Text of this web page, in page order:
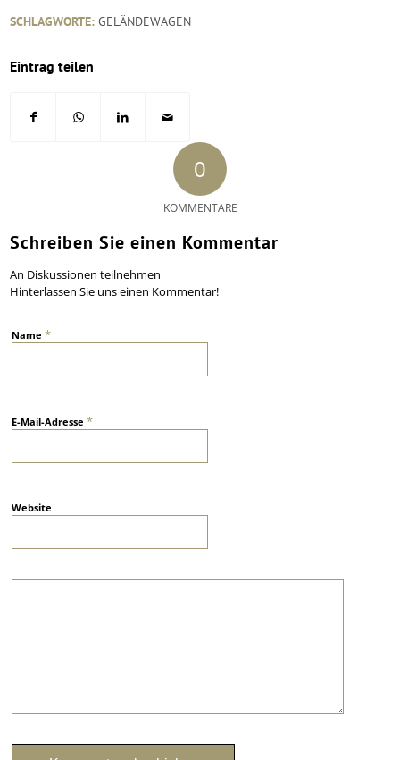
SCHLAGWORTE: GELÄNDEWAGEN
Eintrag teilen
0
KOMMENTARE
Schreiben Sie einen Kommentar
An Diskussionen teilnehmen
Hinterlassen Sie uns einen Kommentar!
Name*
E-Mail-Adresse*
Website